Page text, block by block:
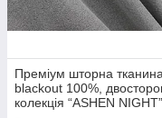
Преміум шторна тканина
blackout 100%,
колекція “ASHEN NIGHT”.